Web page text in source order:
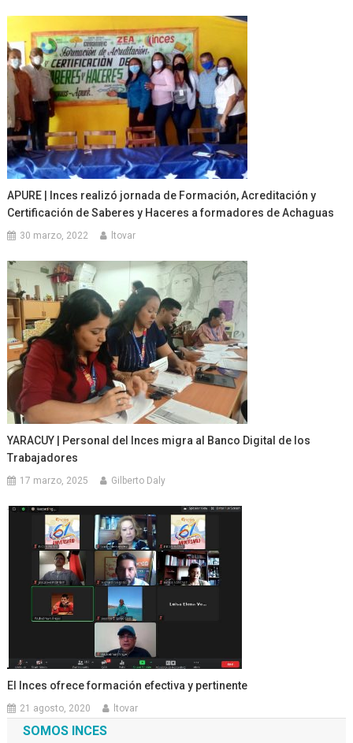
APURE | Inces realizó jornada de Formación, Acreditación y
Certificación de Saberes y Haceres a formadores de Achaguas
30 marzo, 2022 ltovar
YARACUY | Personal del Inces migra al Banco Digital de los
Trabajadores
17 marzo, 2025 Gilberto Daly
El Inces ofrece formación efectiva y pertinente
21 agosto, 2020 ltovar
SOMOS INCES